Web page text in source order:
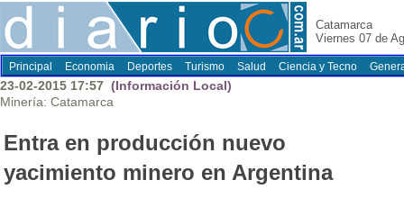
Catamarca
Viernes 07 de
Principal Economia Deportes Turismo Salud Ciencia y Tecno
23-02-2015 17:57 (Información Local)
Minería: Catamarca
Entra en producción nuevo
yacimiento minero en Argentina